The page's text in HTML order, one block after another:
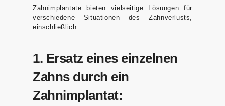
Zahnimplantate bieten vielseitige Lösungen für
verschiedene Situationen des Zahnverlusts,
einschließlich:
1. Ersatz eines einzelnen
Zahns durch ein
Zahnimplantat: